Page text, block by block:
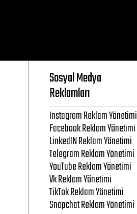
Sosyal Medya
Reklamları
Instagram Reklam Yönetimi
Facebook Reklam Yönetimi
LinkedIN Reklam Yönetimi
Telegram Reklam Yönetimi
YouTube Reklam Yönetimi
Vk Reklam Yönetimi
TikTok Reklam Yönetimi
Snapchat Reklam Yönetimi